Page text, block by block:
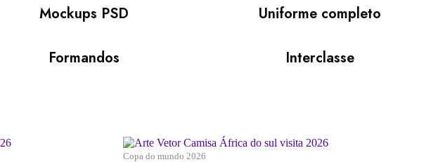
Mockups PSD Uniforme completo
Formandos Interclasse
Copa do mundo 2026